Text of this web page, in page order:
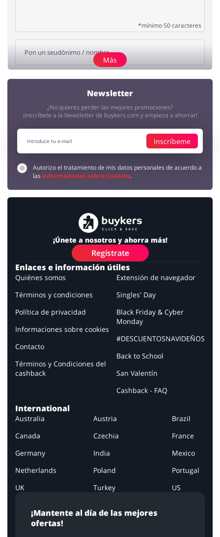
*mínimo 50 caracteres
Sin elementos
Más
Newsletter
¿No quieres perder las mejores promociones?
¡Inscríbete a la Newsletter de buykers.com y empieza a ahorrar!
Inscríbeme
Autorizo el tratamiento de mis datos personales de acuerdo a
las Informaciones sobre Cookies.
¡Únete a nosotros y ahorra más!
Regístrate
¡Mantente al día de las mejores
ofertas!
Enlaces e información útiles
Quiénes somos
Términos y condiciones
Política de privacidad
Informaciones sobre cookies
Contacto
Términos y Condiciones del
cashback
Extensión de navegador
Singles' Day
Black Friday & Cyber
Monday
#DESCUENTOSNAVIDEÑOS
Back to School
San Valentín
Cashback - FAQ
International
Australia Austria
Brazil
Canada
Czechia
France
Germany
India
Mexico
Netherlands
Poland
Portugal
UK
Turkey US